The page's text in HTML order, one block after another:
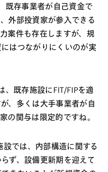
既存事業者が自己資金で
外部投資家が参入できる
案件も存在しますが、規
はつながりにくいのが実
、既存施設にFIT/FIPを適
、多くは大手事業者が自
の関与は限定的ですね。
設では、内部構造に関する
ず、設備更新期を迎えて